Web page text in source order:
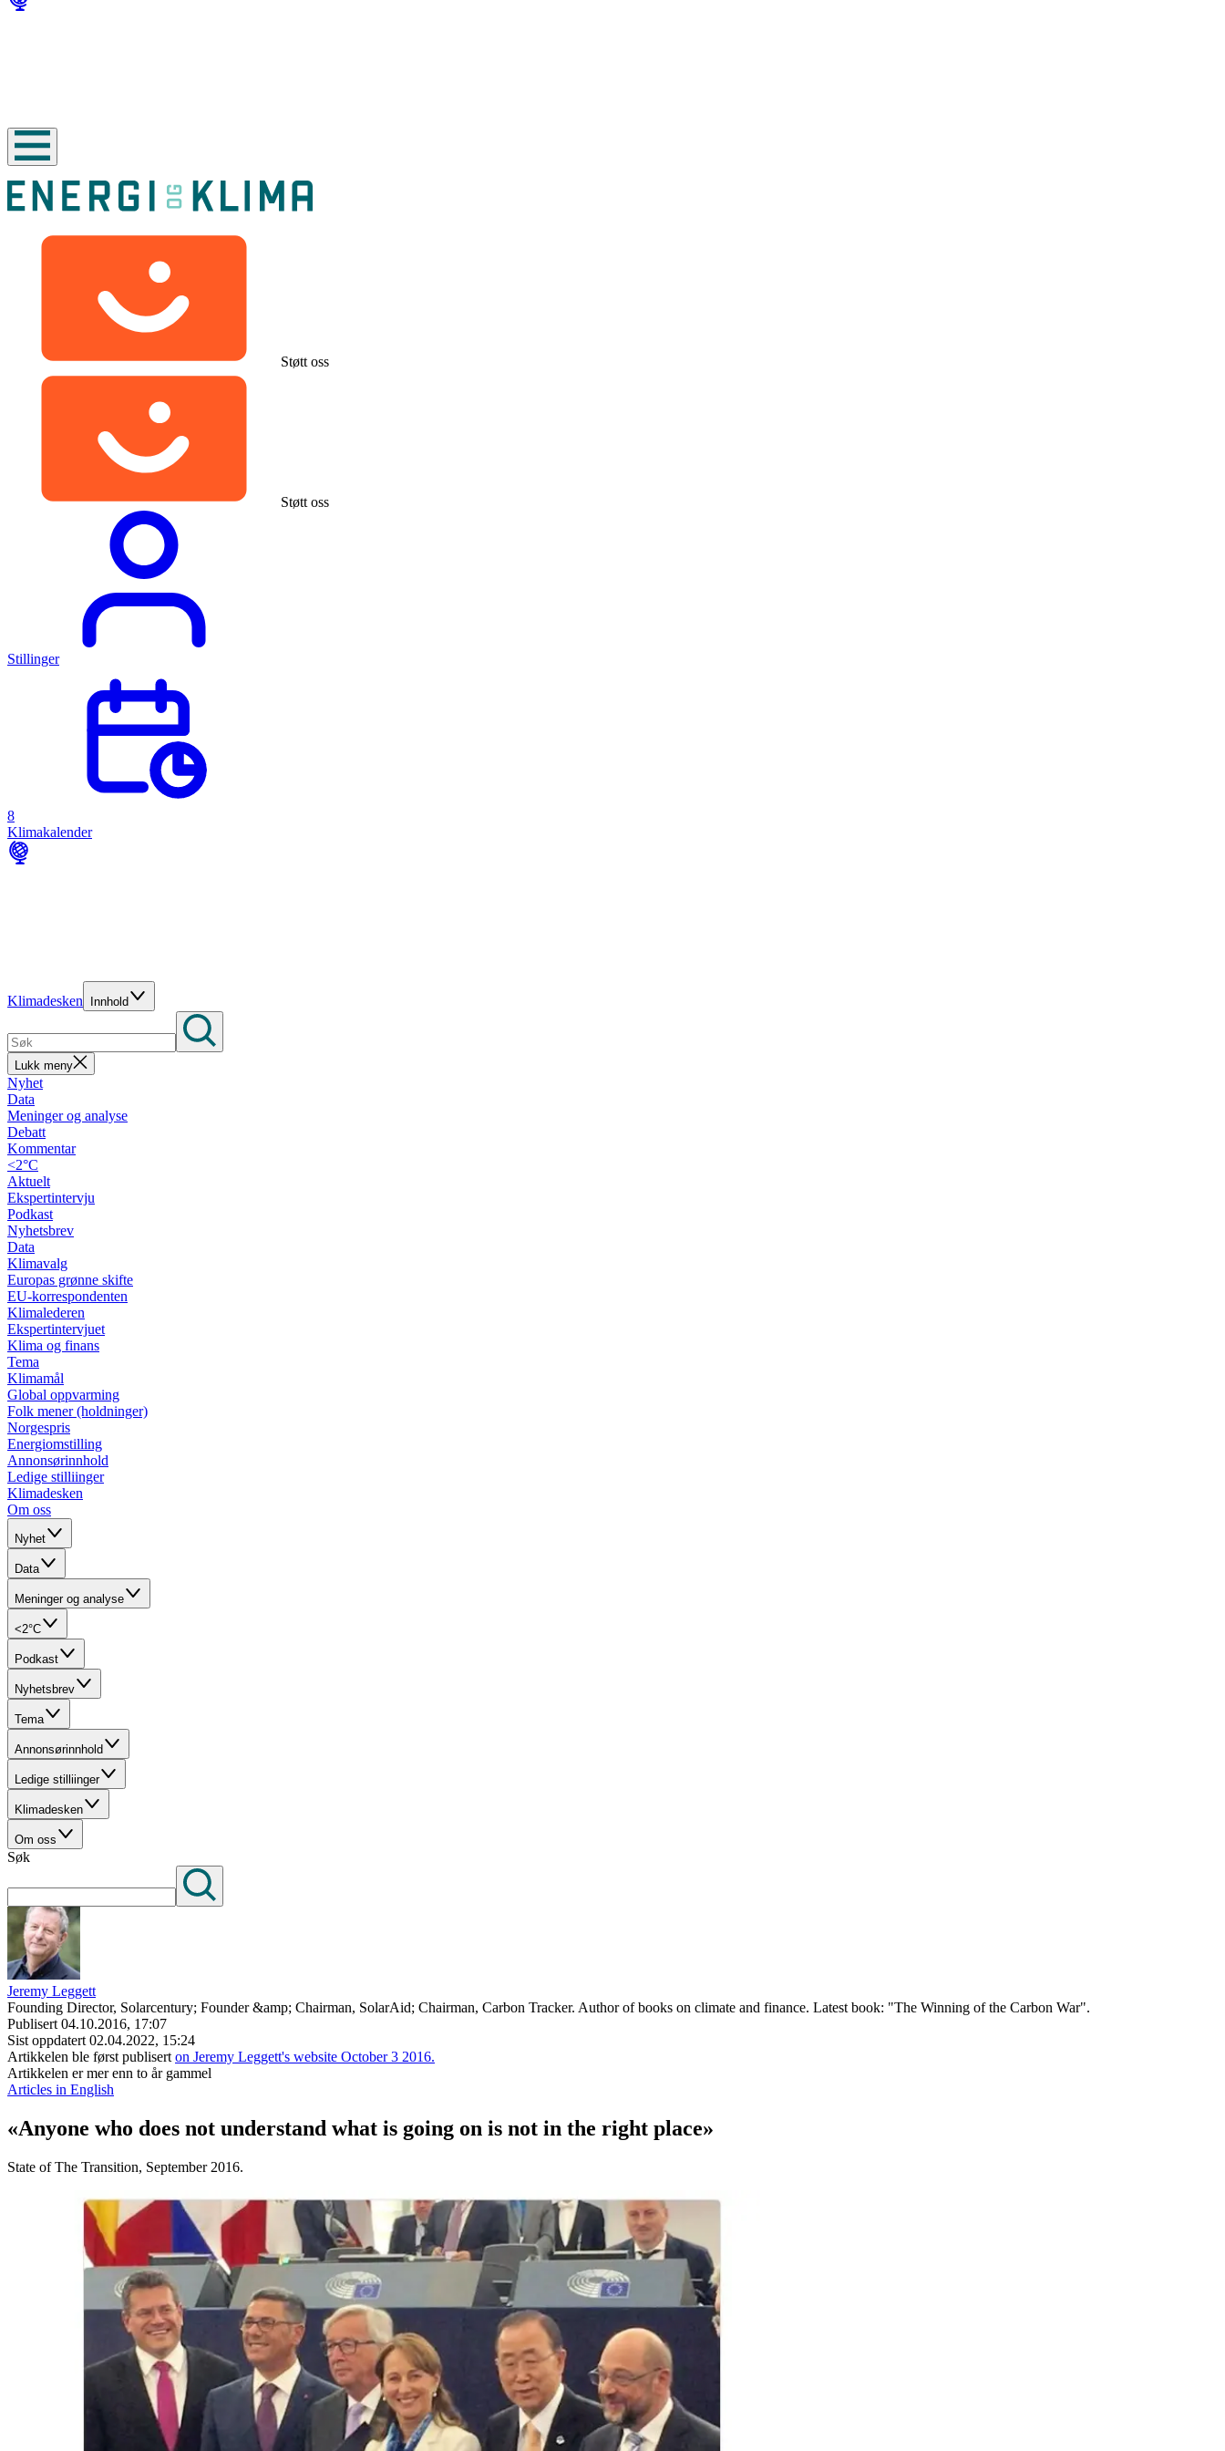
Støtt oss
Støtt oss
Stillinger
8
Klimakalender
Klimadesken Innhold
Lukk meny
Nyhet
Data
Meninger og analyse
Debatt
Kommentar
<2°C
Aktuelt
Ekspertintervju
Podkast
Nyhetsbrev
Data
Klimavalg
Europas grønne skifte
EU-korrespondenten
Klimalederen
Ekspertintervjuet
Klima og finans
Tema
Klimamål
Global oppvarming
Folk mener (holdninger)
Norgespris
Energiomstilling
Annonsørinnhold
Ledige stilliinger
Klimadesken
Om oss
Nyhet
Data
Meninger og analyse
<2°C
Podkast
Nyhetsbrev
Tema
Annonsørinnhold
Ledige stilliinger
Klimadesken
Om oss
Søk
Jeremy Leggett
Founding Director, Solarcentury; Founder &amp; Chairman, SolarAid; Chairman, Carbon Tracker. Author of books on climate and finance. Latest book: "The Winning of the Carbon War".
Publisert 04.10.2016, 17:07
Sist oppdatert 02.04.2022, 15:24
Artikkelen ble først publisert on Jeremy Leggett's website October 3 2016.
Artikkelen er mer enn to år gammel
Articles in English
«Anyone who does not understand what is going on is not in the right place»
State of The Transition, September 2016.